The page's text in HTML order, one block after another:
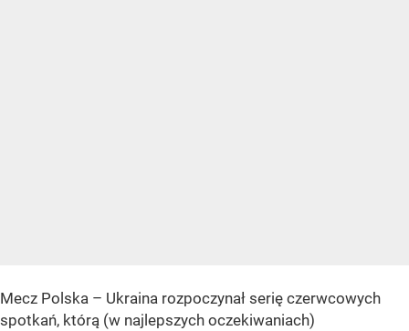
Mecz Polska – Ukraina rozpoczynał serię czerwcowych
spotkań, którą (w najlepszych oczekiwaniach)